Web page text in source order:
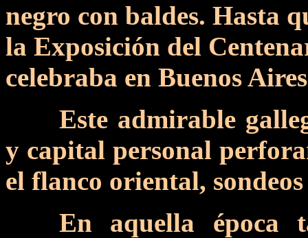
negro con baldes. Hasta
la Exposición del
celebraba en Buenos
Este admirable
y capital personal
el flanco oriental,
En aquella época